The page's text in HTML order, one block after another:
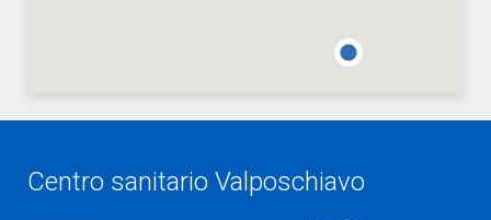
Centro sanitario Valposchiavo